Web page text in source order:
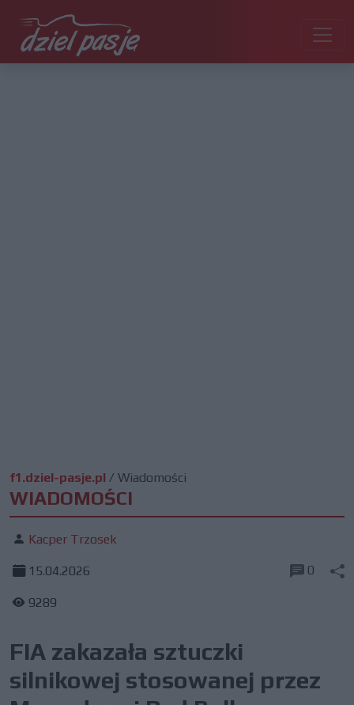
f1.dziel-pasje.pl / Wiadomości
WIADOMOŚCI
Kacper Trzosek
15.04.2026
9289
0
FIA zakazała sztuczki
silnikowej stosowanej przez